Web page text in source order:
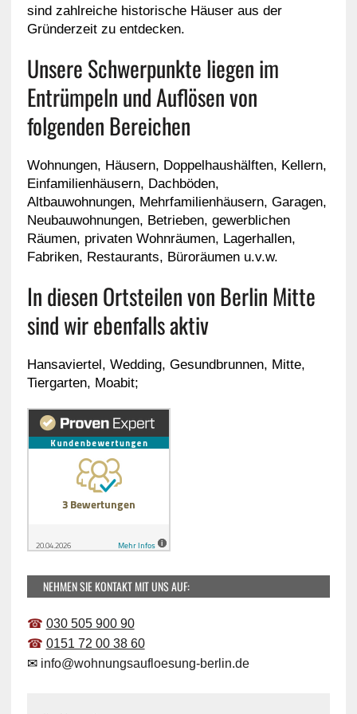
sind zahlreiche historische Häuser aus der
Gründerzeit zu entdecken.
Unsere Schwerpunkte liegen im
Entrümpeln und Auflösen von
folgenden Bereichen
Wohnungen, Häusern, Doppelhaushälften, Kellern,
Einfamilienhäusern, Dachböden,
Altbauwohnungen, Mehrfamilienhäusern, Garagen,
Neubauwohnungen, Betrieben, gewerblichen
Räumen, privaten Wohnräumen, Lagerhallen,
Fabriken, Restaurants, Büroräumen u.v.w.
In diesen Ortsteilen von Berlin Mitte
sind wir ebenfalls aktiv
Hansaviertel, Wedding, Gesundbrunnen, Mitte,
Tiergarten, Moabit;
NEHMEN SIE KONTAKT MIT UNS AUF:
☎ 030 505 900 90
☎ 0151 72 00 38 60
✉ info@wohnungsaufloesung-berlin.de